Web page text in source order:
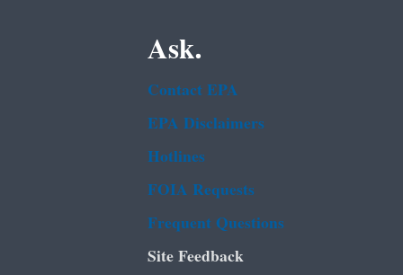
Ask.
Contact EPA
EPA Disclaimers
Hotlines
FOIA Requests
Frequent Questions
Site Feedback